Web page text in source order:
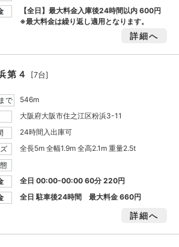
【全日】最大料金入庫後24時間以内600円
※最大料金は繰り返し適用となります。
詳細へ
第４ [7台]
で
546m
大阪府大阪市住之江区粉浜3-11
24時間入出庫可
全長5m 全幅1.9m 全高2.1m 重量2.5t
全日 00:00-00:00 60分 220円
全日 駐車後24時間 最大料金660円
詳細へ